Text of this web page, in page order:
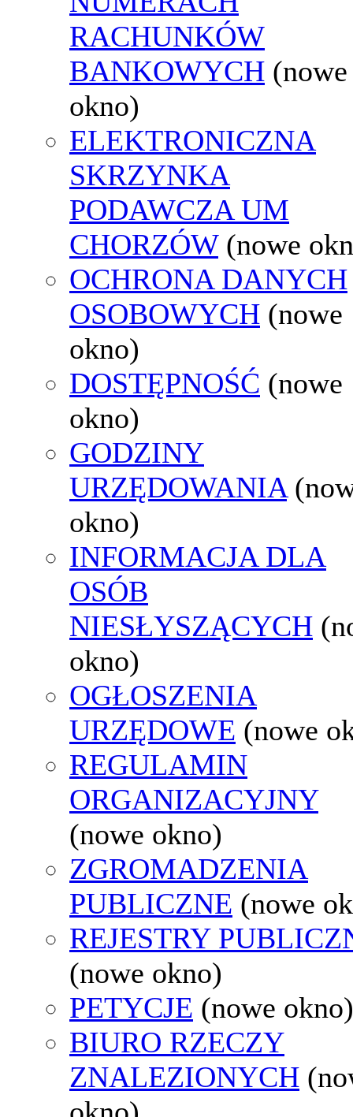
RACHUNKÓW
BANKOWYCH (nowe
okno)
ELEKTRONICZNA
SKRZYNKA
PODAWCZA UM
CHORZÓW (nowe
OCHRONA DANYCH
OSOBOWYCH (nowe
okno)
DOSTĘPNOŚĆ (nowe
okno)
GODZINY
URZĘDOWANIA
okno)
INFORMACJA DLA
OSÓB
NIESŁYSZĄCYCH
okno)
OGŁOSZENIA
URZĘDOWE (nowe
REGULAMIN
ORGANIZACYJNY
(nowe okno)
ZGROMADZENIA
PUBLICZNE (nowe
REJESTRY
(nowe okno)
PETYCJE (nowe okno)
BIURO RZECZY
ZNALEZIONYCH